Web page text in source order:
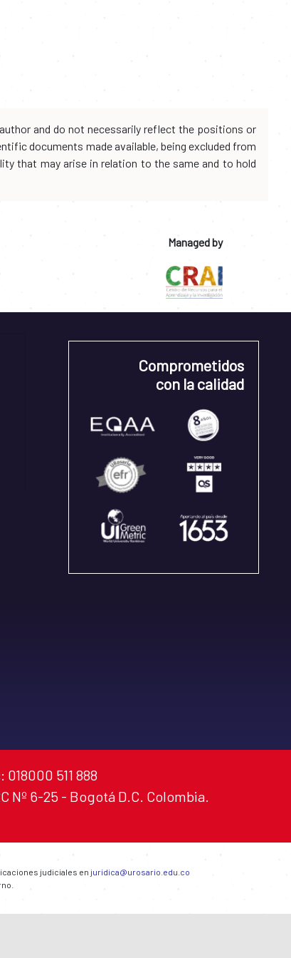
and do not necessarily reflect the positions or
documents made available, being excluded from
that may arise in relation to the same and to hold
Managed by
Comprometidos
con la calidad
511 888
Nº 6-25 - Bogotá D.C. Colombia.
judiciales en juridica@urosario.edu.co